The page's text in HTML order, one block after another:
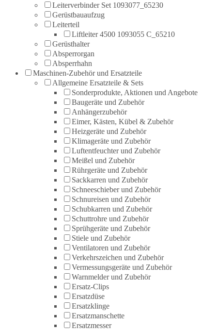
Leiterverbinder Set 1093077_65230
Gerüstbauaufzug
Leiterteil
Liftleiter 4500 1093055 C_65210
Gerüsthalter
Absperrorgan
Absperrhahn
Maschinen-Zubehör und Ersatzteile
Allgemeine Ersatzteile & Sets
Sonderprodukte, Aktionen und Angebote
Baugeräte und Zubehör
Anhängerzubehör
Eimer, Kästen, Kübel & Zubehör
Heizgeräte und Zubehör
Klimageräte und Zubehör
Luftentfeuchter und Zubehör
Meißel und Zubehör
Rührgeräte und Zubehör
Sackkarren und Zubehör
Schneeschieber und Zubehör
Schnureisen und Zubehör
Schubkarren und Zubehör
Schuttrohre und Zubehör
Sprühgeräte und Zubehör
Stiele und Zubehör
Ventilatoren und Zubehör
Verkehrszeichen und Zubehör
Vermessungsgeräte und Zubehör
Warnmelder und Zubehör
Ersatz-Clips
Ersatzdüse
Ersatzklinge
Ersatzmanschette
Ersatzmesser